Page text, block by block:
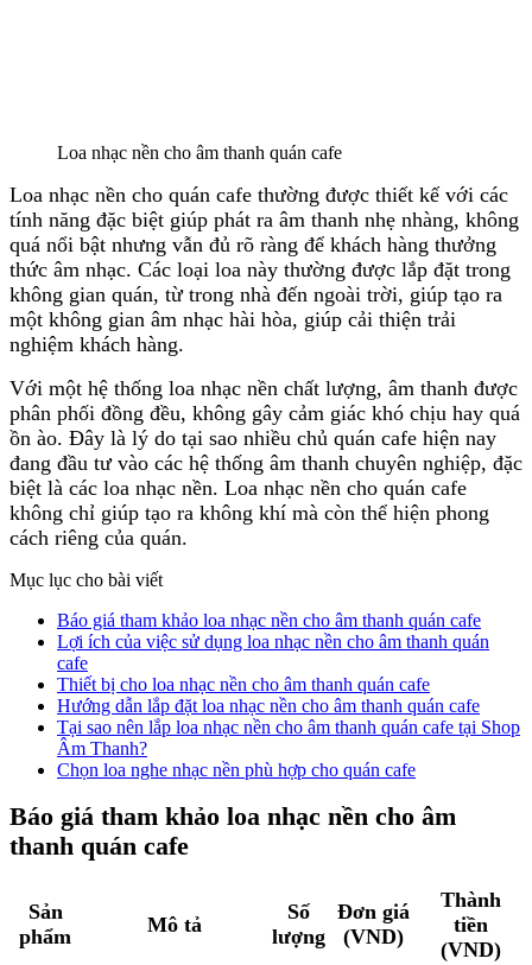
Loa nhạc nền cho âm thanh quán cafe
Loa nhạc nền cho quán cafe thường được thiết kế với các
tính năng đặc biệt giúp phát ra âm thanh nhẹ nhàng, không
quá nổi bật nhưng vẫn đủ rõ ràng để khách hàng thưởng
thức âm nhạc. Các loại loa này thường được lắp đặt trong
không gian quán, từ trong nhà đến ngoài trời, giúp tạo ra
một không gian âm nhạc hài hòa, giúp cải thiện trải
nghiệm khách hàng.
Với một hệ thống loa nhạc nền chất lượng, âm thanh được
phân phối đồng đều, không gây cảm giác khó chịu hay quá
ồn ào. Đây là lý do tại sao nhiều chủ quán cafe hiện nay
đang đầu tư vào các hệ thống âm thanh chuyên nghiệp, đặc
biệt là các loa nhạc nền. Loa nhạc nền cho quán cafe
không chỉ giúp tạo ra không khí mà còn thể hiện phong
cách riêng của quán.
Mục lục cho bài viết
Báo giá tham khảo loa nhạc nền cho âm thanh quán cafe
Lợi ích của việc sử dụng loa nhạc nền cho âm thanh quán
cafe
Thiết bị cho loa nhạc nền cho âm thanh quán cafe
Hướng dẫn lắp đặt loa nhạc nền cho âm thanh quán cafe
Tại sao nên lắp loa nhạc nền cho âm thanh quán cafe tại Shop
Âm Thanh?
Chọn loa nghe nhạc nền phù hợp cho quán cafe
Báo giá tham khảo loa nhạc nền cho âm
thanh quán cafe
Sản
phẩm
Mô tả
Số
lượng
Đơn giá
(VND)
Thành
tiền
(VND)